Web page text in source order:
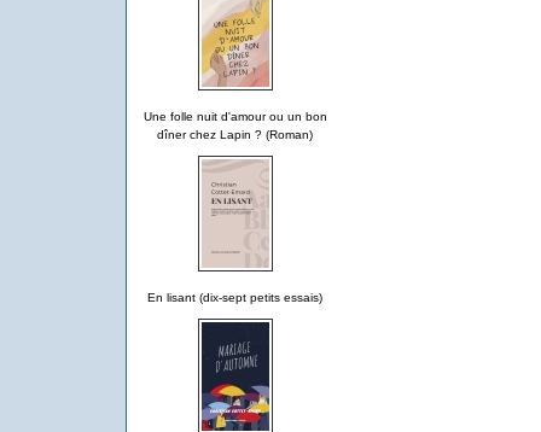
Une folle nuit d'amour ou un bon
dîner chez Lapin ? (Roman)
En lisant (dix-sept petits essais)